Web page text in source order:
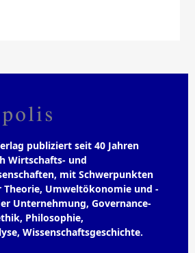
publiziert seit 40 Jahren
Wirtschafts- und
mit Schwerpunkten
Theorie, Umweltökonomie und -
Unternehmung, Governance-
Philosophie,
Wissenschaftsgeschichte.